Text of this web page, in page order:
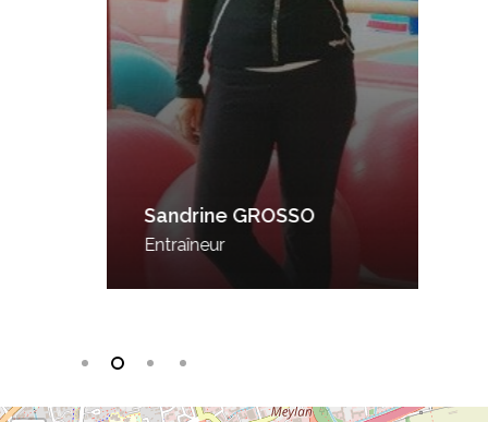
Sandrine GROSSO
Entraîneur